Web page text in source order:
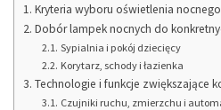
Kryteria wyboru oświetlenia
Dobór lampek nocnych do
Sypialnia i pokój dziecięcy
Korytarz, schody i łazienka
Technologie i funkcje zwiększające
Czujniki ruchu, zmierzchu i